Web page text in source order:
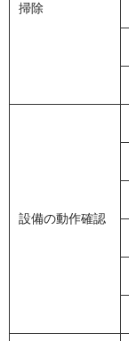
掃除
設備の動作確認